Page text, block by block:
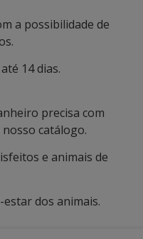
a possibilidade de
14 dias.
precisa com
catálogo.
e animais de
dos animais.